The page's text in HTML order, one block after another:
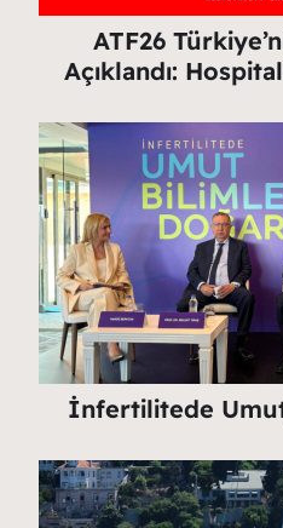
ATF26
Açıklandı:
İnfertilitede